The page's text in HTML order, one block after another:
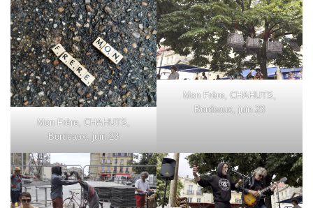
Mon Frère, CHAHUTS,
Bordeaux, juin 23
Mon Frère, CHAHUTS,
Bordeaux, juin 23